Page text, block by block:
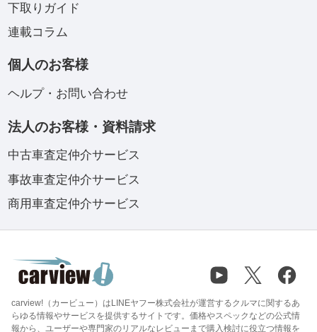
下取りガイド
連載コラム
個人のお客様
ヘルプ・お問い合わせ
法人のお客様・資料請求
中古車査定仲介サービス
事故車査定仲介サービス
商用車査定仲介サービス
carview!（カービュー）はLINEヤフー株式会社が運営するクルマに関するあ
らゆる情報やサービスを提供するサイトです。価格やスペックなどの公式情
報から、ユーザーや専門家のリアルなレビューまで購入検討に役立つ情報を